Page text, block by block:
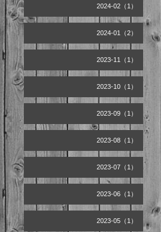
2024-02（1）
2024-01（2）
2023-11（1）
2023-10（1）
2023-09（1）
2023-08（1）
2023-07（1）
2023-06（1）
2023-05（1）